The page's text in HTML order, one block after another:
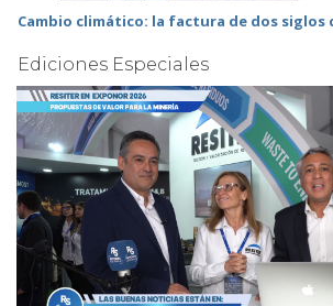
Cambio climático: la factura de dos siglos
Ediciones Especiales